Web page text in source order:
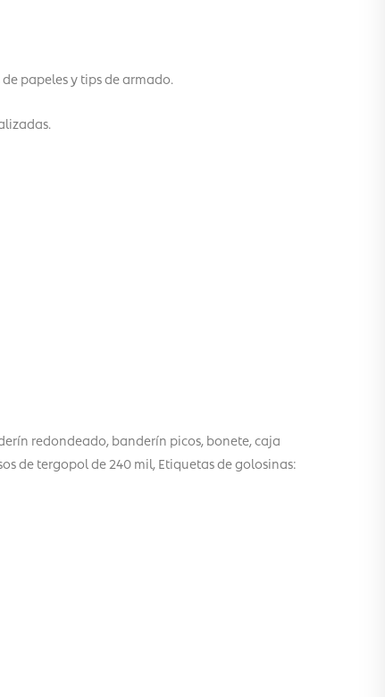
papeles y tips de armado.
redondeado, banderín picos, bonete, caja
de tergopol de 240 mil, Etiquetas de golosinas: